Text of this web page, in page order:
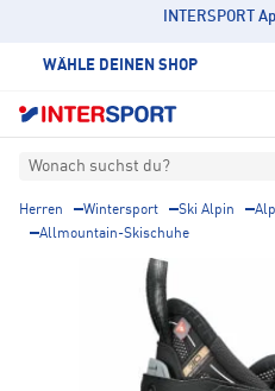
INTERSPORT
WÄHLE DEINEN SHOP
Wonach suchst du?
Herren Wintersport Ski Alpin
Allmountain-Skischuhe